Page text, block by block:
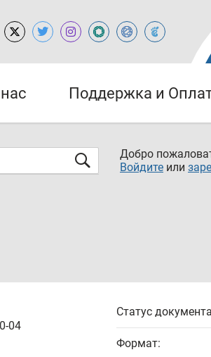
Поддержка и
Добро
Войдите или
04
Статус
Формат: